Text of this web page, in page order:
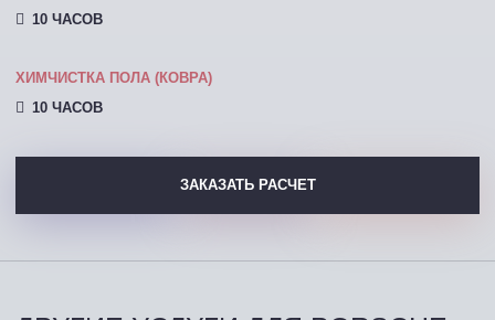
10 ЧАСОВ
ХИМЧИСТКА ПОЛА (КОВРА)
10 ЧАСОВ
ЗАКАЗАТЬ РАСЧЕТ